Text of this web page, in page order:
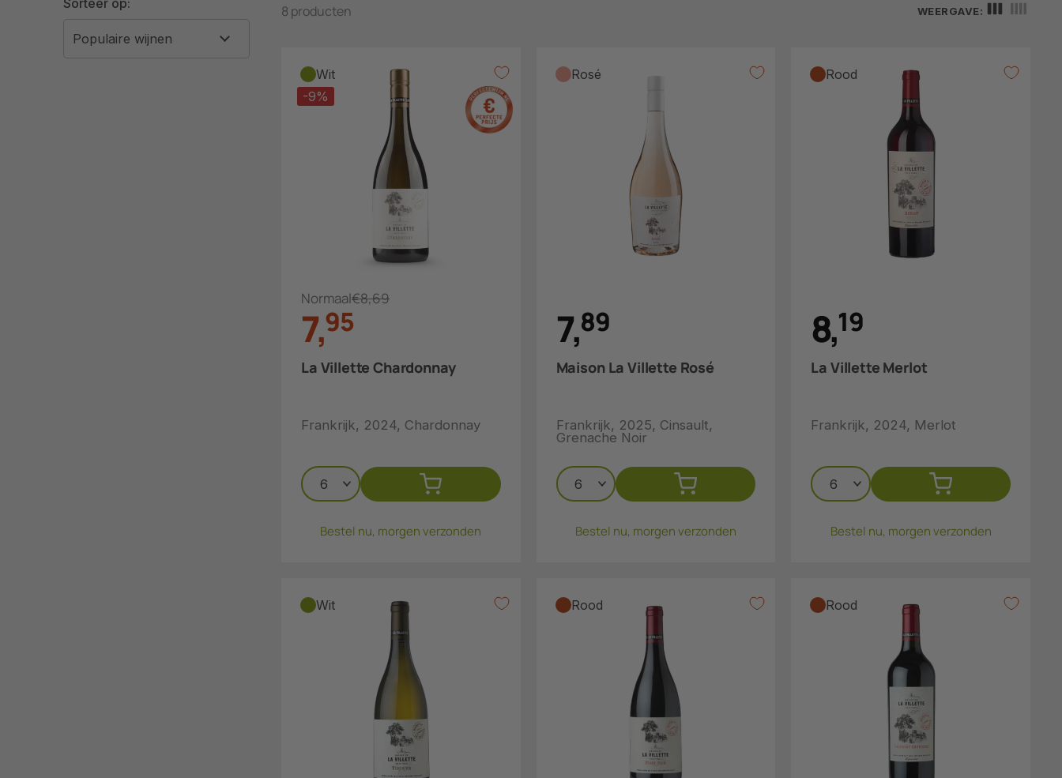
Sorteer op:
8 producten WEERGAVE:
Wit
Normaal€8,69
7,95
La Villette Chardonnay
Frankrijk, 2024, Chardonnay
Bestel nu, morgen verzonden
-9%
Rosé
7,89
Maison La Villette Rosé
Frankrijk, 2025, Cinsault,
Grenache Noir
Bestel nu, morgen verzonden
Rood
8,19
La Villette Merlot
Frankrijk, 2024, Merlot
Bestel nu, morgen verzonden
Wit Rood Rood